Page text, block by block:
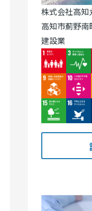
ImageImage
ImageImage
Image Image